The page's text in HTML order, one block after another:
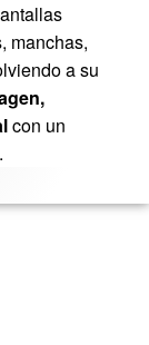
manchas,
a su
con un
.